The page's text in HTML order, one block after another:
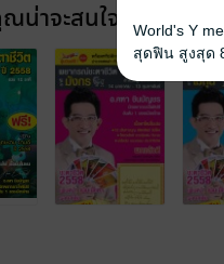
น่าจะสนใจ
World's Y
สุดฟิน สูงสุด